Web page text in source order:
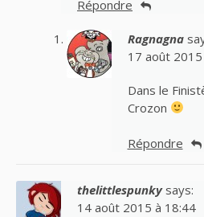
Répondre
Ragnagna
17 août
Dans le
Crozon
Répondre
thelittlespunky says:
14 août 2015 à 18:44